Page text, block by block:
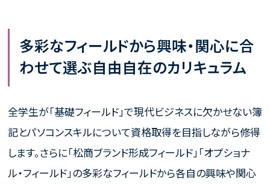
多彩なフィールドから興味・関心に合
わせて選ぶ自由自在のカリキュラム
全学生が「基礎フィールド」で現代ビジネスに欠かせない簿
記とパソコンスキルについて資格取得を目指しながら修得
します。さらに「松商ブランド形成フィールド」「オプショナ
ル・フィールド」の多彩なフィールドから各自の興味や関心